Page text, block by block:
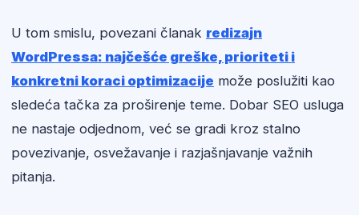
U tom smislu, povezani članak redizajn
WordPressa: najčešće greške, prioriteti i
konkretni koraci optimizacije može poslužiti kao
sledeća tačka za proširenje teme. Dobar SEO usluga
ne nastaje odjednom, već se gradi kroz stalno
povezivanje, osvežavanje i razjašnjavanje važnih
pitanja.